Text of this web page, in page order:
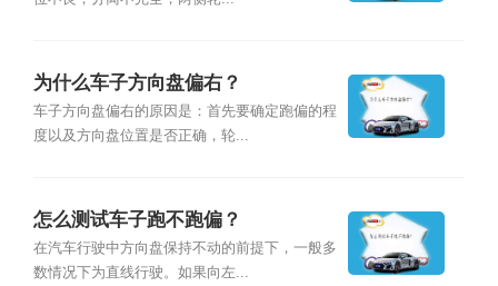
为什么车子方向盘偏右？
车子方向盘偏右的原因是：首先要确定跑偏的程
度以及方向盘位置是否正确，轮...
怎么测试车子跑不跑偏？
在汽车行驶中方向盘保持不动的前提下，一般多
数情况下为直线行驶。如果向左...